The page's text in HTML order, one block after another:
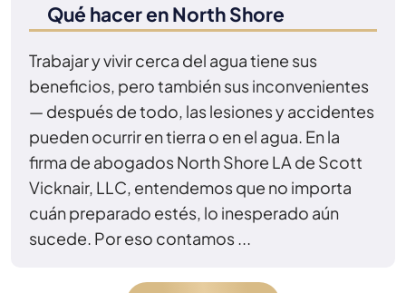
Qué hacer en North Shore
Trabajar y vivir cerca del agua tiene sus
beneficios, pero también sus inconvenientes
— después de todo, las lesiones y accidentes
pueden ocurrir en tierra o en el agua. En la
firma de abogados North Shore LA de Scott
Vicknair, LLC, entendemos que no importa
cuán preparado estés, lo inesperado aún
sucede. Por eso contamos ...